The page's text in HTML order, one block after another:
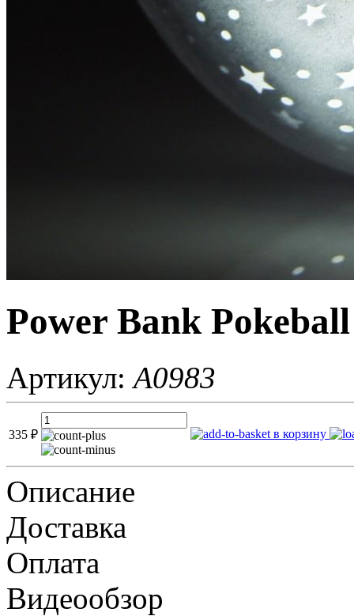
Power Bank
Артикул:A0983
335 ₽ в корзину
Описание
Доставка
Оплата
Видеообзор